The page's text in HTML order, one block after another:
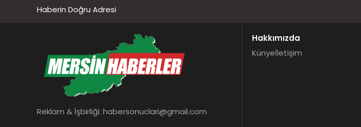
Haberin Doğru Adresi
Reklam & İşbirliği: habersonuclari@gmail.com
Hakkımızda
Künyeİletişim